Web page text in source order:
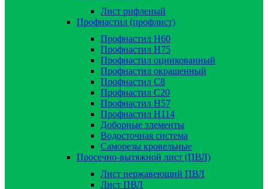
Лист рифленый
Профнастил (профлист)
Профнастил Н60
Профнастил Н75
Профнастил оцинкованный
Профнастил окрашенный
Профнастил С8
Профнастил С20
Профнастил Н57
Профнастил Н114
Доборные элементы
Водосточная система
Саморезы кровельные
Просечно-вытяжной лист (ПВЛ)
Лист нержавеющий ПВЛ
Лист ПВЛ